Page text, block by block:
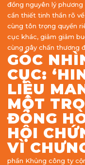
đồng nguyên lý
cần thiết tinh thần rõ
cùng tôn trọng quyền
cục khác, giảm giảm
cùng gây chấn thương
GÓC
CỤC:
LIỆU
MỘT
ĐÔNG
HỘI
VÌ
phần Khủng công ty